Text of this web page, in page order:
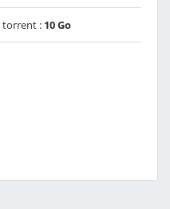
torrent : 10 Go